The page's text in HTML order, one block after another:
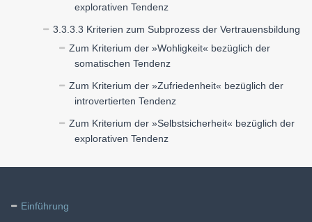
explorativen Tendenz
3.3.3.3 Kriterien zum Subprozess der Vertrauensbildung
Zum Kriterium der »Wohligkeit« bezüglich der
somatischen Tendenz
Zum Kriterium der »Zufriedenheit« bezüglich der
introvertierten Tendenz
Zum Kriterium der »Selbstsicherheit« bezüglich der
explorativen Tendenz
Einführung